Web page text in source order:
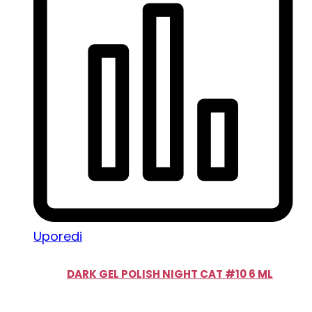
Uporedi
DARK GEL POLISH NIGHT CAT #10 6 ML